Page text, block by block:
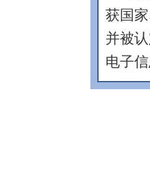
获国
并被
电子